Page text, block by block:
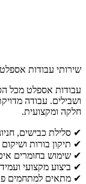
שירותי עבודות אספלט
עבודות אספלט מכל
ושבילים. עבודה
חלקה ומקצועית.
✔ סלילת כבישים,
✔ תיקון בורות
✔ שימוש בחומרים
✔ ביצוע מקצועי
✔ מתאים למתחמים